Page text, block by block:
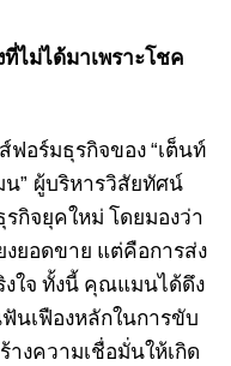
ไม่ได้มาเพราะโชค
ฟอร์มธุรกิจของ “เต็นท์
น” ผู้บริหารวิสัยทัศน์
กิจยุคใหม่ โดยมองว่า
งยอดขาย แต่คือการส่ง
ใจ ทั้งนี้ คุณแมนได้ดึง
นเฟืองหลักในการขับ
างความเชื่อมั่นให้เกิด